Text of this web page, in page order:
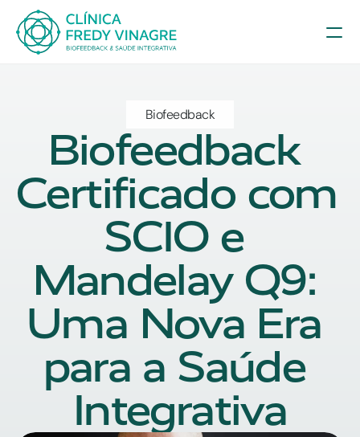
Biofeedback
Biofeedback
Certificado com
SCIO e
Mandelay Q9:
Uma Nova Era
para a Saúde
Integrativa